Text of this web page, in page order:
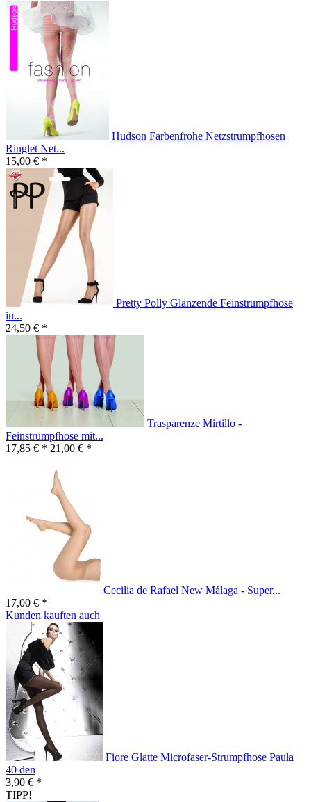
Hudson Farbenfrohe Netzstrumpfhosen
Ringlet Net...
15,00 € *
Pretty Polly Glänzende Feinstrumpfhose
in...
24,50 € *
Trasparenze Mirtillo -
Feinstrumpfhose mit...
17,85 € * 21,00 € *
Cecilia de Rafael New Málaga - Super...
17,00 € *
Kunden kauften auch
Fiore Glatte Microfaser-Strumpfhose Paula
40 den
3,90 € *
TIPP!